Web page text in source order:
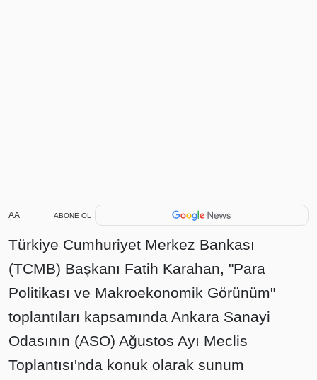
AA ABONE OL
Türkiye Cumhuriyet Merkez Bankası
(TCMB) Başkanı Fatih Karahan, "Para
Politikası ve Makroekonomik Görünüm"
toplantıları kapsamında Ankara Sanayi
Odasının (ASO) Ağustos Ayı Meclis
Toplantısı'nda konuk olarak sunum